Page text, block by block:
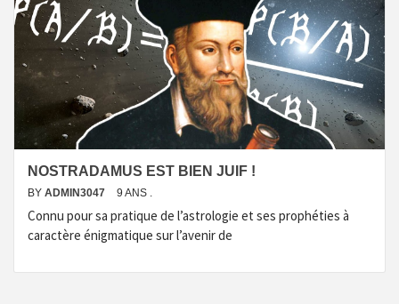
NOSTRADAMUS EST BIEN JUIF !
BY ADMIN3047 9 ANS .
Connu pour sa pratique de l’astrologie et ses prophéties à
caractère énigmatique sur l’avenir de